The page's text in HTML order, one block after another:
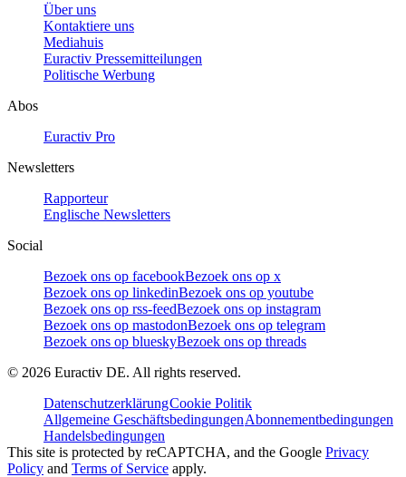
Über uns
Kontaktiere uns
Mediahuis
Euractiv Pressemitteilungen
Politische Werbung
Abos
Euractiv Pro
Newsletters
Rapporteur
Englische Newsletters
Social
Bezoek ons op facebookBezoek ons op x
Bezoek ons op linkedinBezoek ons op youtube
Bezoek ons op rss-feedBezoek ons op instagram
Bezoek ons op mastodonBezoek ons op telegram
Bezoek ons op blueskyBezoek ons op threads
© 2026 Euractiv DE. All rights reserved.
DatenschutzerklärungCookie Politik
Allgemeine GeschäftsbedingungenAbonnementbedingungen
Handelsbedingungen
This site is protected by reCAPTCHA, and the Google Privacy
Policy and Terms of Service apply.